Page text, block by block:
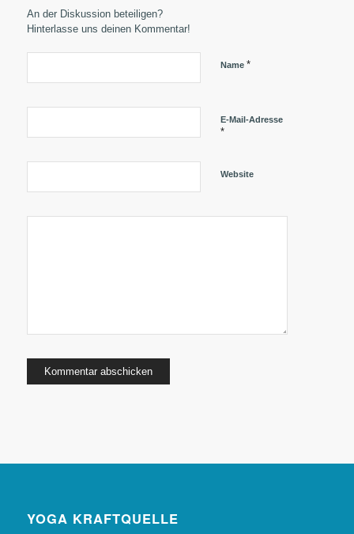
An der Diskussion beteiligen?
Hinterlasse uns deinen Kommentar!
Name *
E-Mail-Adresse
*
Website
YOGA KRAFTQUELLE